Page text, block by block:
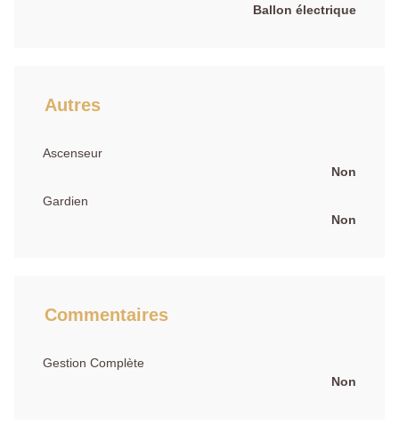
Ballon électrique
Autres
Ascenseur
Non
Gardien
Non
Commentaires
Gestion Complète
Non